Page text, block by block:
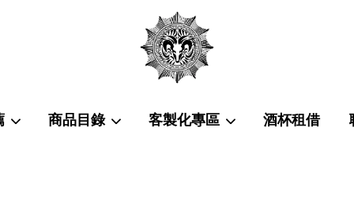
商品目錄 客製化專區 酒杯租借